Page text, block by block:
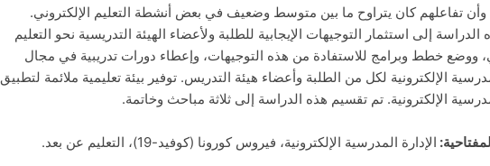
تفاعلهم كان يتراوح ما بين متوسط وضعيف في بعض أنشطة التعليم الإلكتروني.
إلى استثمار التوجيهات الإيجابية للطلبة ولأعضاء الهيئة التدريسية نحو التعليم
ووضع خطط وبرامج للاستفادة من هذه التوجيهات، وإعطاء دورات تدريبية في مجال
الإلكترونية لكل من الطلبة وأعضاء هيئة التدريس. توفير بيئة تعليمية ملائمة لتطبيق
الإلكترونية. تم تقسيم هذه الدراسة إلى ثلاثة مباحث وخاتمة.
الإدارة المدرسية الإلكترونية، فيروس كورونا (كوفيد-19)، التعليم عن بعد.